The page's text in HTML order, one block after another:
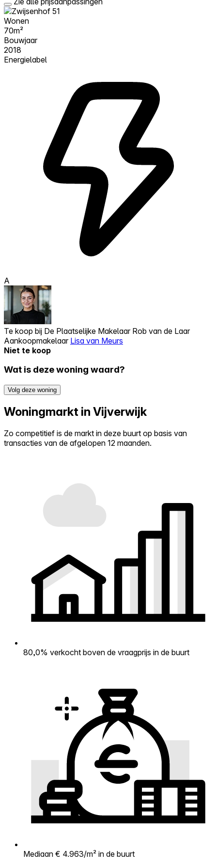
Wonen
70m²
Bouwjaar
2018
Energielabel
A
Te koop bij De Plaatselijke Makelaar Rob van de Laar
Aankoopmakelaar Lisa van Meurs
Niet te koop
Wat is deze woning waard?
Volg deze woning
Woningmarkt in Vijverwijk
Zo competitief is de markt in deze buurt op basis van
transacties van de afgelopen 12 maanden.
80,0% verkocht boven de vraagprijs in de buurt
Mediaan € 4.963/m² in de buurt